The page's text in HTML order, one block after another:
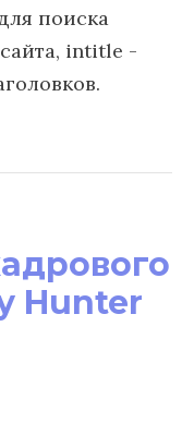
поиска
intitle -
Hunter